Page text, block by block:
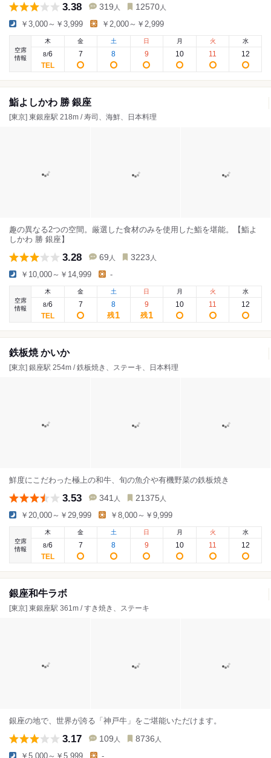
3.38 319 人 12570 人
￥3,000～￥3,999 ￥2,000～￥2,999
空席
情報
木
8/6
金
7
土
8
日
9
月
10
火
11
水
12
鮨よしかわ 勝 銀座
[東京] 東銀座駅 218m / 寿司、海鮮、日本料理
趣の異なる2つの空間。厳選した食材のみを使用した鮨を堪能。【鮨よ
しかわ 勝 銀座】
3.28 69 人 3223 人
￥10,000～￥14,999 -
空席
情報
木
8/6
金
7
土
8
残1
日
9
残1
月
10
火
11
水
12
鉄板焼 かいか
[東京] 銀座駅 254m / 鉄板焼き、ステーキ、日本料理
鮮度にこだわった極上の和牛、旬の魚介や有機野菜の鉄板焼き
3.53 341 人 21375 人
￥20,000～￥29,999 ￥8,000～￥9,999
空席
情報
木
8/6
金
7
土
8
日
9
月
10
火
11
水
12
銀座和牛ラボ
[東京] 東銀座駅 361m / すき焼き、ステーキ
銀座の地で、世界が誇る「神戸牛」をご堪能いただけます。
3.17 109 人 8736 人
￥5,000～￥5,999 -